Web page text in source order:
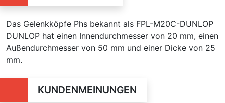
Das Gelenkköpfe Phs bekannt als FPL-M20C-DUNLOP
DUNLOP hat einen Innendurchmesser von 20 mm, einen
Außendurchmesser von 50 mm und einer Dicke von 25
mm.
KUNDENMEINUNGEN